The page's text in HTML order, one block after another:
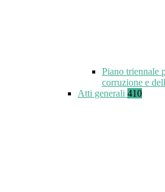
Piano triennale
corruzione e
Atti generali 410